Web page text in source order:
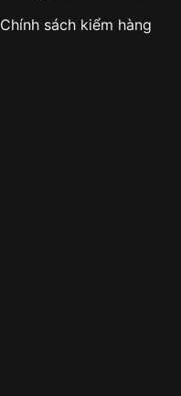
Chính sách kiểm hàng